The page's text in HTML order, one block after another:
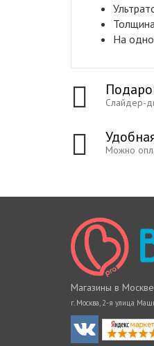
На
Слайдер-
Можно
Магазины в
г. Москва, 2-я улица